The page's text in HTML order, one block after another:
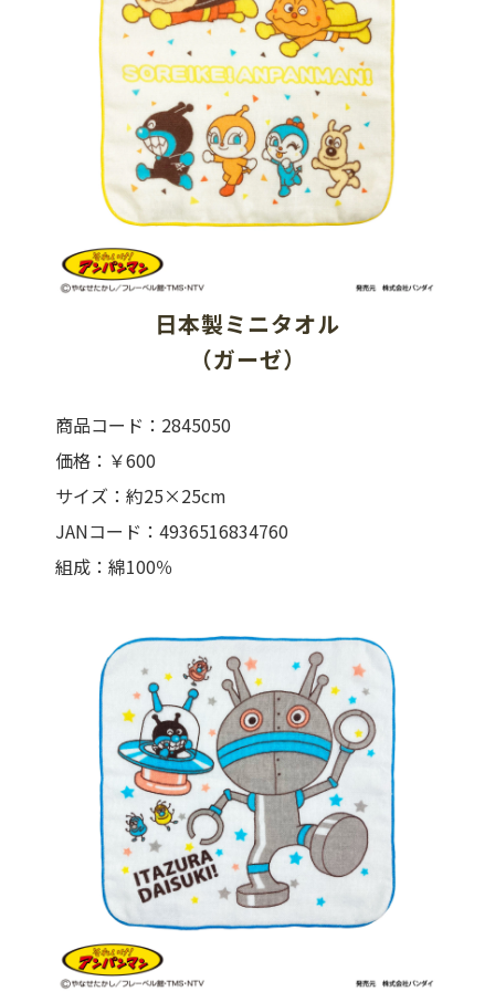
日本製ミニタオル
（ガーゼ）
商品コード：2845050
価格：￥600
サイズ：約25×25cm
JANコード：4936516834760
組成：綿100％